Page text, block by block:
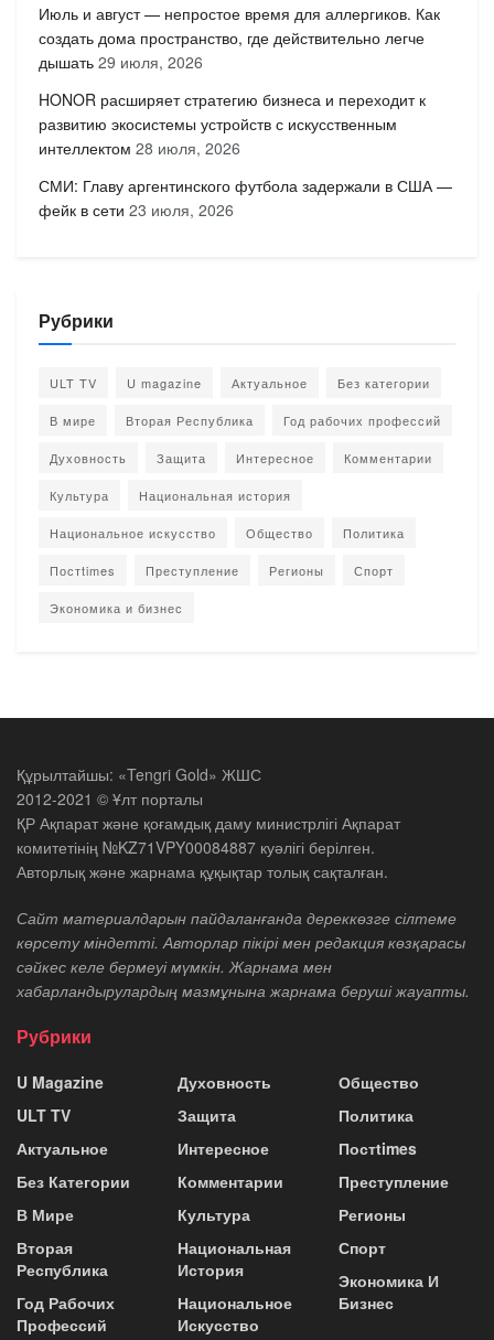
Июль и август — непростое время для аллергиков. Как
создать дома пространство, где действительно легче
дышать 29 июля, 2026
HONOR расширяет стратегию бизнеса и переходит к
развитию экосистемы устройств с искусственным
интеллектом 28 июля, 2026
СМИ: Главу аргентинского футбола задержали в США —
фейк в сети 23 июля, 2026
Рубрики
ULT TV U magazine Актуальное Без категории
В мире Вторая Республика Год рабочих профессий
Духовность Защита Интересное Комментарии
Культура Национальная история
Национальное искусство Общество Политика
Постtimes Преступление Регионы Спорт
Экономика и бизнес
Құрылтайшы: «Tengri Gold» ЖШС
2012-2021 © Ұлт порталы
ҚР Ақпарат және қоғамдық даму министрлігі Ақпарат
комитетінің №KZ71VPY00084887 куәлігі берілген.
Авторлық және жарнама құқықтар толық сақталған.
Сайт материалдарын пайдаланғанда дереккөзге сілтеме
көрсету міндетті. Авторлар пікірі мен редакция көзқарасы
сәйкес келе бермеуі мүмкін. Жарнама мен
хабарландырулардың мазмұнына жарнама беруші жауапты.
Рубрики
U Magazine
ULT TV
Актуальное
Без Категории
В Мире
Вторая
Республика
Год Рабочих
Профессий
Духовность
Защита
Интересное
Комментарии
Культура
Национальная
История
Национальное
Искусство
Общество
Политика
Постtimes
Преступление
Регионы
Спорт
Экономика И
Бизнес